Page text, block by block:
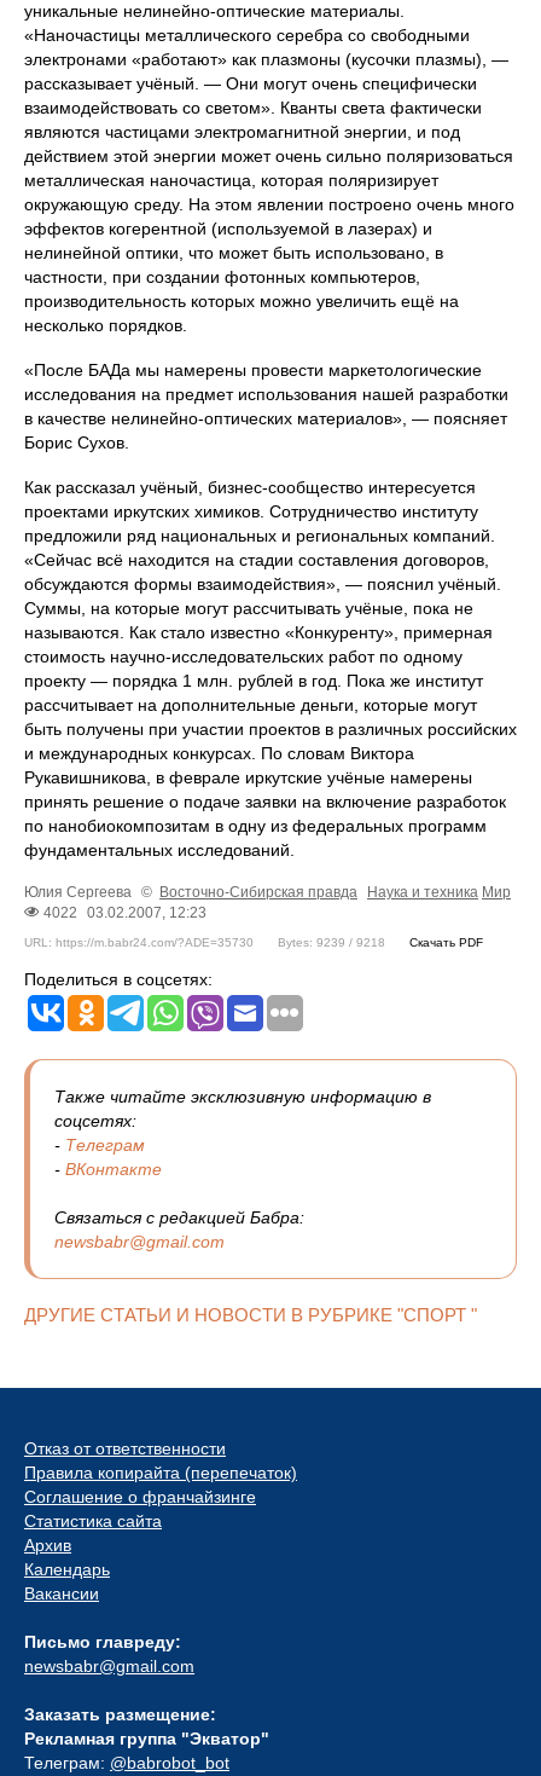
уникальные нелинейно-оптические материалы.
«Наночастицы металлического серебра со свободными
электронами «работают» как плазмоны (кусочки плазмы), —
рассказывает учёный. — Они могут очень специфически
взаимодействовать со светом». Кванты света фактически
являются частицами электромагнитной энергии, и под
действием этой энергии может очень сильно поляризоваться
металлическая наночастица, которая поляризирует
окружающую среду. На этом явлении построено очень много
эффектов когерентной (используемой в лазерах) и
нелинейной оптики, что может быть использовано, в
частности, при создании фотонных компьютеров,
производительность которых можно увеличить ещё на
несколько порядков.
«После БАДа мы намерены провести маркетологические
исследования на предмет использования нашей разработки
в качестве нелинейно-оптических материалов», — поясняет
Борис Сухов.
Как рассказал учёный, бизнес-сообщество интересуется
проектами иркутских химиков. Сотрудничество институту
предложили ряд национальных и региональных компаний.
«Сейчас всё находится на стадии составления договоров,
обсуждаются формы взаимодействия», — пояснил учёный.
Суммы, на которые могут рассчитывать учёные, пока не
называются. Как стало известно «Конкуренту», примерная
стоимость научно-исследовательских работ по одному
проекту — порядка 1 млн. рублей в год. Пока же институт
рассчитывает на дополнительные деньги, которые могут
быть получены при участии проектов в различных российских
и международных конкурсах. По словам Виктора
Рукавишникова, в феврале иркутские учёные намерены
принять решение о подаче заявки на включение разработок
по нанобиокомпозитам в одну из федеральных программ
фундаментальных исследований.
Юлия Сергеева © Восточно-Сибирская правда Наука и техника Мир
4022
03.02.2007, 12:23
URL: https://m.babr24.com/?ADE=35730 Bytes: 9239 / 9218 Скачать PDF
Поделиться в соцсетях:
Также читайте эксклюзивную информацию в
соцсетях:
- Телеграм
- ВКонтакте
Связаться с редакцией Бабра:
newsbabr@gmail.com
ДРУГИЕ СТАТЬИ И НОВОСТИ В РУБРИКЕ "СПОРТ "
Отказ от ответственности
Правила копирайта (перепечаток)
Соглашение о франчайзинге
Статистика сайта
Архив
Календарь
Вакансии
Письмо главреду:
newsbabr@gmail.com
Заказать размещение:
Рекламная группа "Экватор"
Телеграм: @babrobot_bot